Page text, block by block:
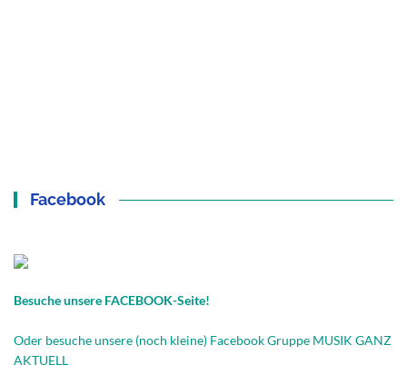
Facebook
Besuche unsere FACEBOOK-Seite!
Oder besuche unsere (noch kleine) Facebook Gruppe MUSIK GANZ
AKTUELL